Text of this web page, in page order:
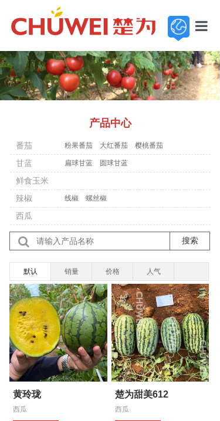
首页
走
产
加
搜索
产品中心
番茄 粉果番茄 大红番茄 樱桃番茄
甘蓝 扁球甘蓝 圆球甘蓝
鲜食玉米
辣椒
线椒 螺丝椒
西瓜
默认 销量 价格 人气
黄玲珑
西瓜
楚为甜美612
西瓜